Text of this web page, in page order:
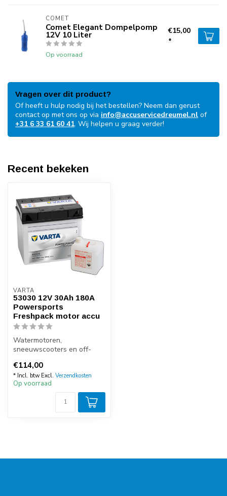
COMET
Comet Elegant Dompelpomp
12V 10 Liter
Op voorraad
€15,00
*
Vragen over dit product?
Of heeft u hulp nodig bij het bestellen? Neem dan gerust
contact op met ons op via info@accuservicedreumel.nl of
+31 6 33 61 60 41. Wij helpen u graag verder!
Recent bekeken
VARTA
53030 12V 30Ah 180A
Powersports
Freshpack motor accu
Watermotoren,
sneeuwscooters en off-
speciale eisen en de ...
€114,00
* Incl. btw Excl. Verzendkosten
Op voorraad